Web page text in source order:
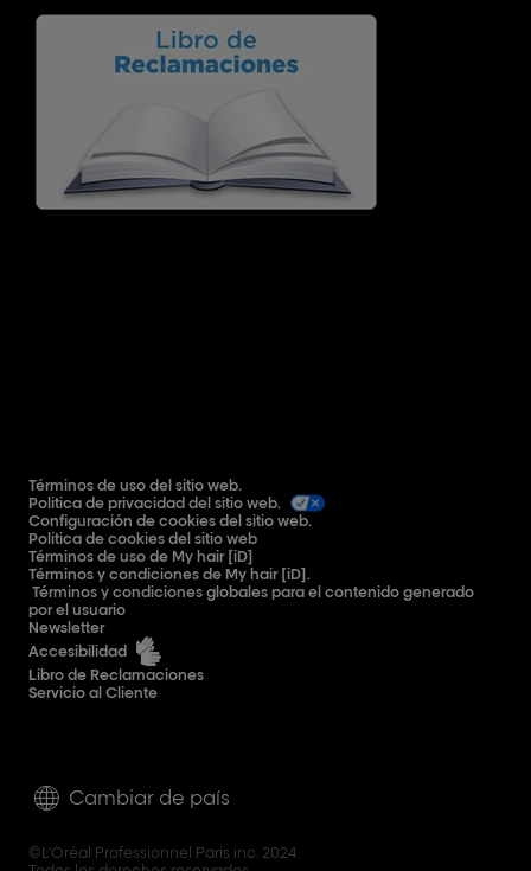
Cambiar de país
©L'Oréal Professionnel Paris inc. 2024.
Términos de uso del sitio web.
Política de privacidad del sitio web.
Configuración de cookies del sitio web.
Política de cookies del sitio web
Términos de uso de My hair [iD]
Términos y condiciones de My hair [iD].
Términos y condiciones globales para el contenido generado
por el usuario
Newsletter
Accesibilidad
Libro de Reclamaciones
Servicio al Cliente